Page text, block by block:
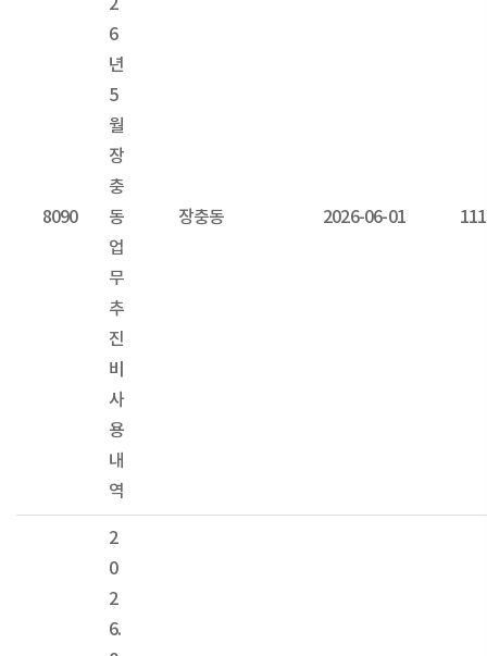
8090
2
6
년
5
월
장
충
동
업
무
추
진
비
사
용
내
역
장충동 2026-06-01 111
2
0
2
6.